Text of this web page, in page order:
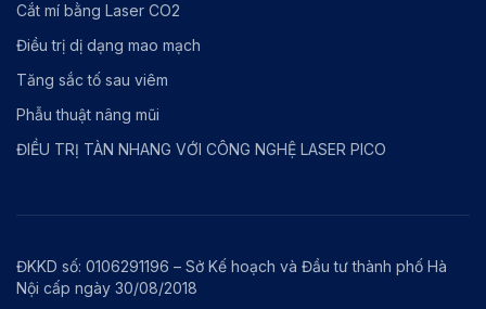
Cắt mí bằng Laser CO2
Điều trị dị dạng mao mạch
Tăng sắc tố sau viêm
Phẫu thuật nâng mũi
ĐIỀU TRỊ TÀN NHANG VỚI CÔNG NGHỆ LASER PICO
ĐKKD số: 0106291196 – Sở Kế hoạch và Đầu tư thành phố Hà
Nội cấp ngày 30/08/2018